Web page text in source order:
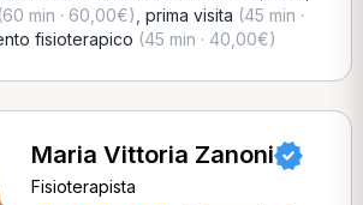
(60 min · 60,00€) prima visita (45 min ·
fisioterapico (45 min · 40,00€)
Maria Vittoria Zanoni
Fisioterapista